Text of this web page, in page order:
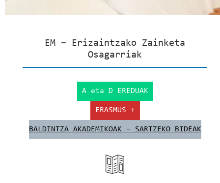
EM – Erizaintzako Zainketa
Osagarriak
A eta D EREDUAK
ERASMUS +
BALDINTZA AKADEMIKOAK – SARTZEKO BIDEAK